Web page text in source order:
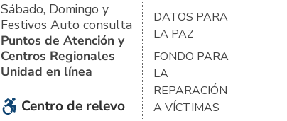
Sábado, Domingo y
Festivos Auto consulta
Puntos de Atención y
Centros Regionales
Unidad en línea
Centro de relevo
DATOS PARA
LA PAZ
FONDO PARA
LA
REPARACIÓN
A VÍCTIMAS